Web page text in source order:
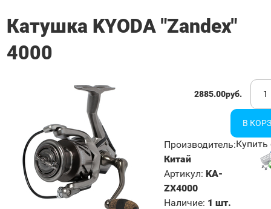
Катушка KYODA "Zandex"
4000
2885.00руб.
Производитель:
Китай
Артикул: KA-
ZX4000
Наличие: 1 шт.
Купить